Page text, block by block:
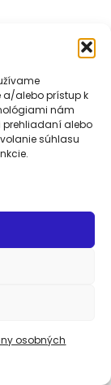
a/alebo prístup k
nám
prehliadaní alebo
súhlasu
osobných
veci,